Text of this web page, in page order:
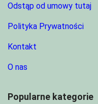
Odstąp od umowy tutaj
Polityka Prywatności
Kontakt
O nas
Popularne kategorie